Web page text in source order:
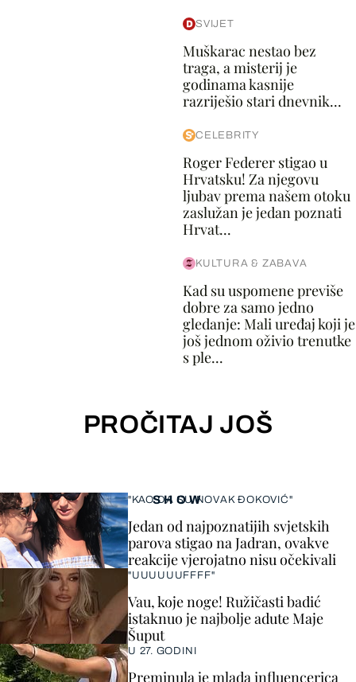
SVIJET
Muškarac nestao bez
traga, a misterij je
godinama kasnije
razriješio stari dnevnik...
CELEBRITY
Roger Federer stigao u
Hrvatsku! Za njegovu
ljubav prema našem otoku
zaslužan je jedan poznati
Hrvat...
KULTURA & ZABAVA
Kad su uspomene previše
dobre za samo jedno
gledanje: Mali uređaj koji je
još jednom oživio trenutke
s ple...
PROČITAJ JOŠ
SHOW
"KAO DA SU NOVAK ĐOKOVIĆ"
Jedan od najpoznatijih svjetskih
parova stigao na Jadran, ovakve
reakcije vjerojatno nisu očekivali
"UUUUUUFFFF"
Vau, koje noge! Ružičasti badić
istaknuo je najbolje adute Maje
Šuput
U 27. GODINI
Preminula je mlada influencerica